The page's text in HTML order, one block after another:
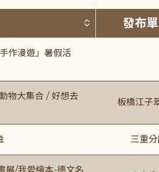
按標題排序 (
發布
作漫遊」暑假活
物大集合 / 好想去
板橋江子
三重